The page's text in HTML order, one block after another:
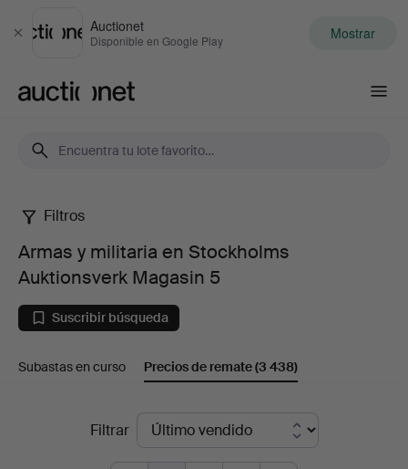
Cerrar
Auctionet
Disponible en Google Play Mostrar
Armas
militaria
en
Auktionsverk
Filtros
Armas y militaria en Stockholms
Auktionsverk Magasin 5
Suscribir búsqueda
Subastas en curso Precios de remate(3 438)
Filtrar